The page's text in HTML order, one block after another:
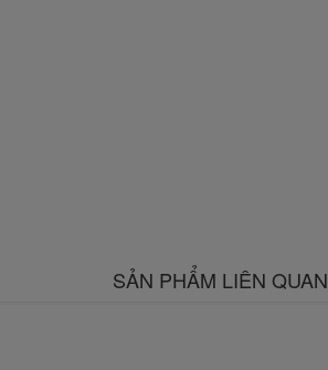
SẢN PHẨM LIÊN QUAN